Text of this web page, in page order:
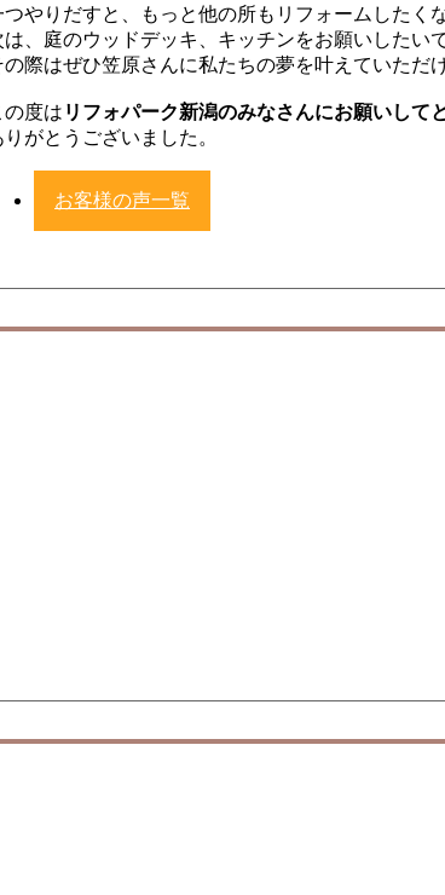
つやりだすと、もっと他の所もリフォームしたく
は、庭のウッドデッキ、キッチンをお願いしたいで
の際はぜひ笠原さんに私たちの夢を叶えていただ
の度は リフォパーク新潟のみなさんにお願いして
りがとうございました。
お客様の声一覧